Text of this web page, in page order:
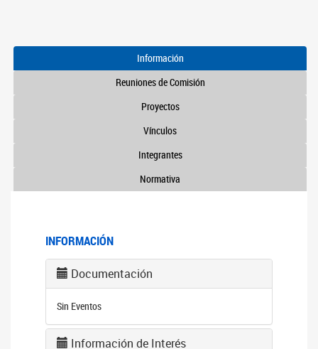
Información
Reuniones de Comisión
Proyectos
Vínculos
Integrantes
Normativa
INFORMACIÓN
Documentación
Sin Eventos
Información de Interés